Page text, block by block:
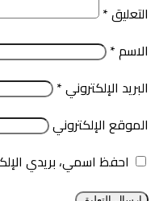
التعليق*
الاسم*
البريد الإلكتروني*
الموقع الإلكتروني
احفظ اسمي، بريدي